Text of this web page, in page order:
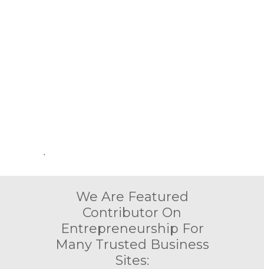
.
We Are Featured
Contributor On
Entrepreneurship For
Many Trusted Business
Sites: